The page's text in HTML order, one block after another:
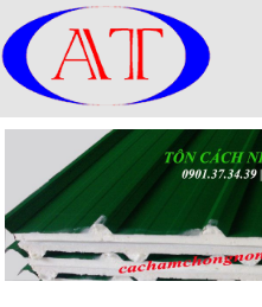
Trang chủ
Sản phẩm
Tôn Cách Nhiệt, Chống nóng,
Panel Cách Nhiệt lợp mái, lắp
Công trình
Thi công